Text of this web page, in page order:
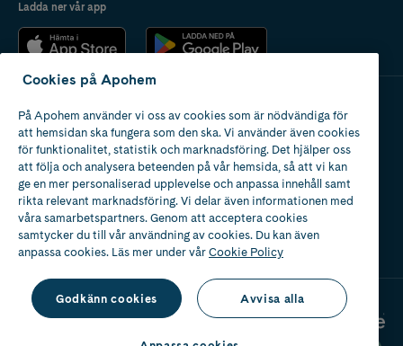
Ladda ner vår app
Apotek med tillstånd
av Läkemedelsverket
Cookies på Apohem
På Apohem använder vi oss av cookies som är nödvändiga för
att hemsidan ska fungera som den ska. Vi använder även cookies
för funktionalitet, statistik och marknadsföring. Det hjälper oss
att följa och analysera beteenden på vår hemsida, så att vi kan
ge en mer personaliserad upplevelse och anpassa innehåll samt
rikta relevant marknadsföring. Vi delar även informationen med
våra samarbetspartners. Genom att acceptera cookies
samtycker du till vår användning av cookies. Du kan även
anpassa cookies. Läs mer under vårCookie Policy
Godkänn cookies Avvisa alla